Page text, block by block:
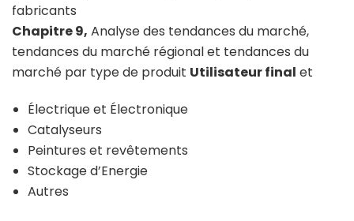
fabricants
Chapitre 9, Analyse des tendances du marché,
tendances du marché régional et tendances du
marché par type de produit Utilisateur final et
Électrique et Électronique
Catalyseurs
Peintures et revêtements
Stockage d’Energie
Autres